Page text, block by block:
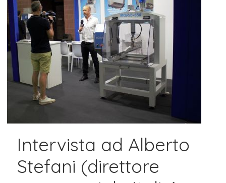
Intervista ad Alberto
Stefani (direttore